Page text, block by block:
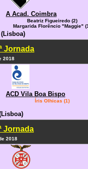
A Acad. Coimbra
Beatriz Figueiredo (2)
Margarida Florêncio "Maggie"
Jornada
2018
ACD Vila Boa Bispo
Íris Olhicas (1)
Jornada
2018